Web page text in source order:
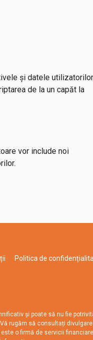
și datele
de la un capăt la
vor include noi
Politica de
și poate să nu fie
rugăm să consultați
o firmă de servicii